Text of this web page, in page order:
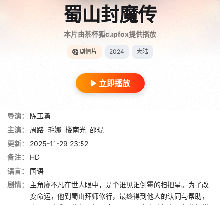
蜀山封魔传
本片由茶杯狐cupfox提供播放
剧情片 2024 大陆
立即播放
导演：
陈玉勇
主演：
周路 毛娜 楼南光 邵琨
更新：
2025-11-29 23:52
备注：
HD
语言：
国语
剧情：
主角廖不凡在世人眼中，是个谁见谁倒霉的扫把星。为了改
变命运，他到蜀山拜师修行，最终得到他人的认同与帮助，